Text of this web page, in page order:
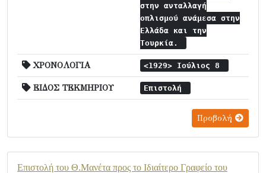
στην ανταλλαγή
οπλισμού ανάμεσα στην
Ελλάδα και την
Τουρκία.
ΧΡΟΝΟΛΟΓΙΑ <1929> Ιούλιος 8
ΕΙΔΟΣ ΤΕΚΜΗΡΙΟΥ Επιστολή
Προβολή
Επιστολή του Θ.Μανέτα προς το Ιδιαίτερο Γραφείο του